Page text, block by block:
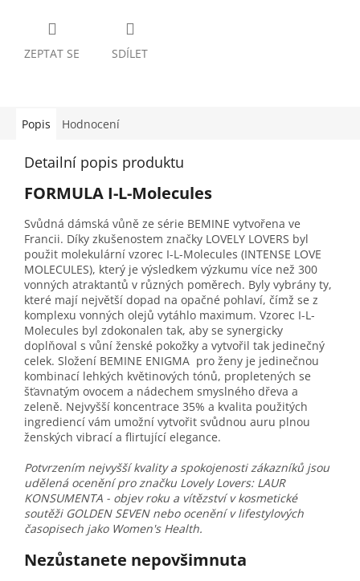
ZEPTAT SE SDÍLET
Popis Hodnocení
Detailní popis produktu
FORMULA I-L-Molecules
Svůdná dámská vůně ze série BEMINE vytvořena ve
Francii. Díky zkušenostem značky LOVELY LOVERS byl
použit molekulární vzorec I-L-Molecules (INTENSE LOVE
MOLECULES), který je výsledkem výzkumu více než 300
vonných atraktantů v různých poměrech. Byly vybrány ty,
které mají největší dopad na opačné pohlaví, čímž se z
komplexu vonných olejů vytáhlo maximum. Vzorec I-L-
Molecules byl zdokonalen tak, aby se synergicky
doplňoval s vůní ženské pokožky a vytvořil tak jedinečný
celek. Složení BEMINE ENIGMA pro ženy je jedinečnou
kombinací lehkých květinových tónů, propletených se
šťavnatým ovocem a nádechem smyslného dřeva a
zeleně. Nejvyšší koncentrace 35% a kvalita použitých
ingrediencí vám umožní vytvořit svůdnou auru plnou
ženských vibrací a flirtující elegance.
Potvrzením nejvyšší kvality a spokojenosti zákazníků jsou
udělená ocenění pro značku Lovely Lovers: LAUR
KONSUMENTA - objev roku a vítězství v kosmetické
soutěži GOLDEN SEVEN nebo ocenění v lifestylových
časopisech jako Women's Health.
Nezůstanete nepovšimnuta